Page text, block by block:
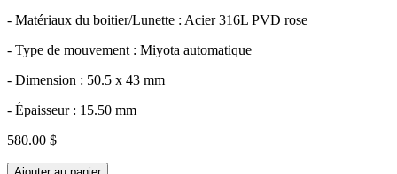
- Matériaux du boitier/Lunette : Acier 316L PVD rose
- Type de mouvement : Miyota automatique
- Dimension : 50.5 x 43 mm
- Épaisseur : 15.50 mm
580.00 $